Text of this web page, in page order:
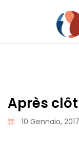
Après
10 Gennaio, 2017